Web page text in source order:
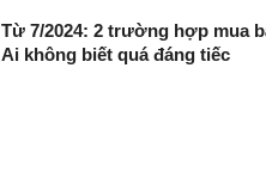
Từ 7/2024: 2 trường hợp mua
Ai không biết quá đáng tiếc